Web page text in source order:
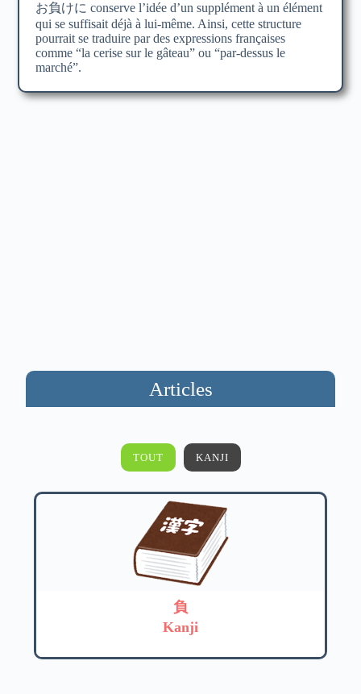
お負けに conserve l’idée d’un supplément à un élément
qui se suffisait déjà à lui-même. Ainsi, cette structure
pourrait se traduire par des expressions françaises
comme “la cerise sur le gâteau” ou “par-dessus le
marché”.
Articles
TOUT KANJI
負
Kanji